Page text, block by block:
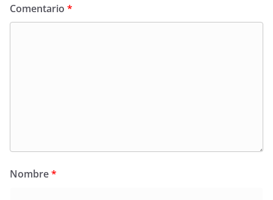
Comentario *
Nombre*